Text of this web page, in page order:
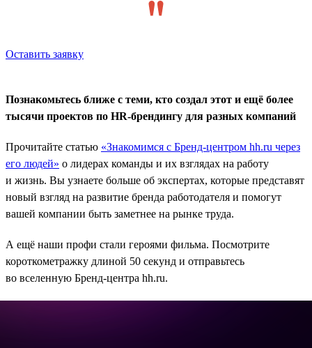
Оставить заявку
Познакомьтесь ближе с теми, кто создал этот и ещё более
тысячи проектов по HR-брендингу для разных компаний
Прочитайте статью «Знакомимся с Бренд-центром hh.ru через
его людей» о лидерах команды и их взглядах на работу
и жизнь. Вы узнаете больше об экспертах, которые представят
новый взгляд на развитие бренда работодателя и помогут
вашей компании быть заметнее на рынке труда.
А ещё наши профи стали героями фильма. Посмотрите
короткометражку длиной 50 секунд и отправьтесь
во вселенную Бренд-центра hh.ru.